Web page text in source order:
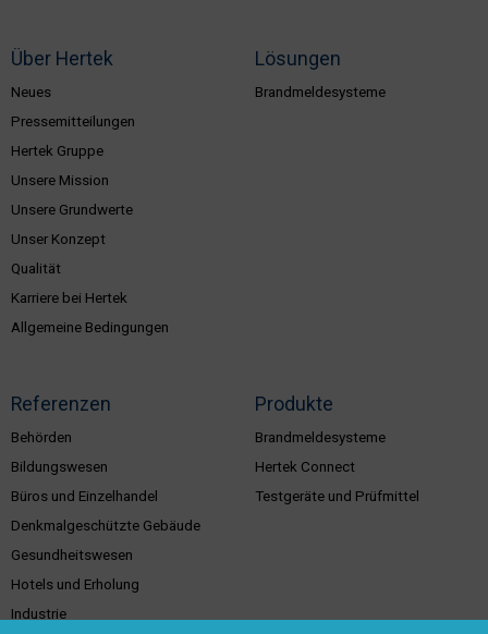
Über Hertek
Neues
Pressemitteilungen
Hertek Gruppe
Unsere Mission
Unsere Grundwerte
Unser Konzept
Qualität
Karriere bei Hertek
Allgemeine Bedingungen
Lösungen
Brandmeldesysteme
Referenzen
Behörden
Bildungswesen
Büros und Einzelhandel
Denkmalgeschützte Gebäude
Gesundheitswesen
Hotels und Erholung
Industrie
Produkte
Brandmeldesysteme
Hertek Connect
Testgeräte und Prüfmittel